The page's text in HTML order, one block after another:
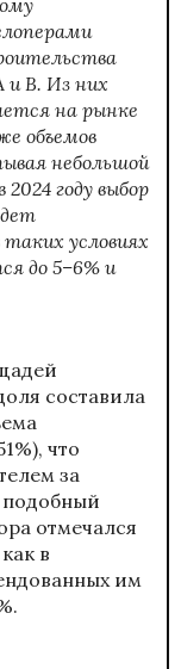
и В. Из них
на рынке
объемов
небольшой
году выбор
условиях
до 5–6% и
составила
что
за
подобный
отмечался
в
им